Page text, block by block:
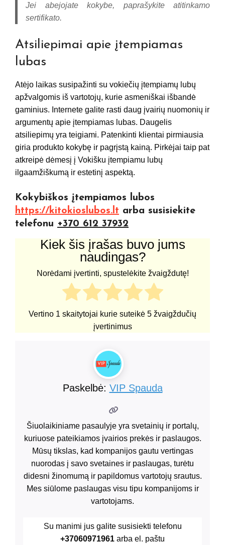
Jei abejojate kokybe, paprašykite atitinkamo
sertifikato.
Atsiliepimai apie įtempiamas
lubas
Atėjo laikas susipažinti su vokiečių įtempiamų lubų
apžvalgomis iš vartotojų, kurie asmeniškai išbandė
gaminius. Internete galite rasti daug įvairių nuomonių ir
argumentų apie įtempiamas lubas. Daugelis
atsiliepimų yra teigiami. Patenkinti klientai pirmiausia
giria produkto kokybę ir pagrįstą kainą. Pirkėjai taip pat
atkreipė dėmesį į Vokišku įtempiamu lubų
ilgaamžiškumą ir estetinį aspektą.
Kokybiškos įtempiamos lubos
https://kitokioslubos.lt arba susisiekite
telefonu +370 612 37932
Kiek šis įrašas buvo jums
naudingas?
Norėdami įvertinti, spustelėkite žvaigždutę!
Vertino 1 skaitytojai kurie suteikė 5 žvaigždučių
įvertinimus
Paskelbė: VIP Spauda
Šiuolaikiniame pasaulyje yra svetainių ir portalų,
kuriuose pateikiamos įvairios prekės ir paslaugos.
Mūsų tikslas, kad kompanijos gautu vertingas
nuorodas į savo svetaines ir paslaugas, turėtu
didesni žinomumą ir papildomus vartotojų srautus.
Mes siūlome paslaugas visu tipu kompanijoms ir
vartotojams.
Su manimi jus galite susisiekti telefonu
+37060971961 arba el. paštu